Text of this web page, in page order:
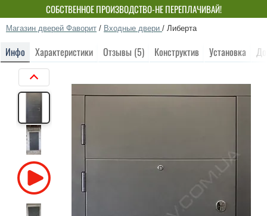
СОБСТВЕННОЕ ПРОИЗВОДСТВО-НЕ ПЕРЕПЛАЧИВАЙ!
Магазин дверей Фаворит / Входные двери / Либерта
Инфо Характеристики Отзывы (5) Конструктив Установка